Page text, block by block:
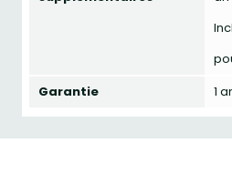
Garantie
1